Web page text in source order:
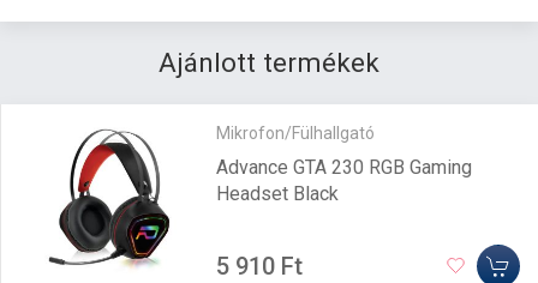
Ajánlott termékek
Mikrofon/Fülhallgató
Advance GTA 230 RGB Gaming
Headset Black
5 910 Ft